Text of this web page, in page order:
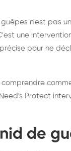
de
:
en
n'est pas
une
pour ne
Protect
nid de